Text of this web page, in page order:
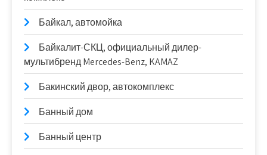
Байкал, автомойка
Байкалит-СКЦ, официальный дилер-
мультибренд Mercedes-Benz, KAMAZ
Бакинский двор, автокомплекс
Банный дом
Банный центр